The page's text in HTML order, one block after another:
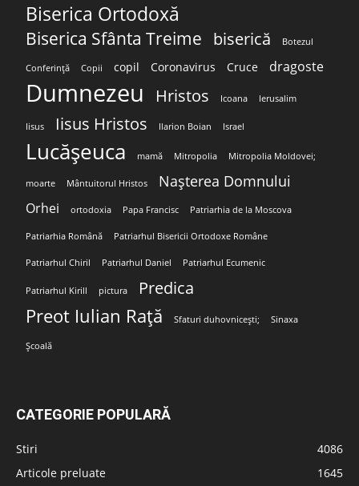
Biserica Ortodoxă
Biserica Sfânta Treime biserică Botezul
Conferință Copii copil Coronavirus Cruce dragoste
Dumnezeu Hristos Icoana Ierusalim
Iisus Iisus Hristos Ilarion Boian Israel
Lucășeuca mamă Mitropolia Mitropolia Moldovei;
moarte Mântuitorul Hristos Nașterea Domnului
Orhei ortodoxia Papa Francisc Patriarhia de la Moscova
Patriarhia Română Patriarhul Bisericii Ortodoxe Române
Patriarhul Chiril Patriarhul Daniel Patriarhul Ecumenic
Patriarhul Kirill pictura Predica
Preot Iulian Rață Sfaturi duhovnicești; Sinaxa
Școală
CATEGORIE POPULARĂ
Stiri
4086
Articole preluate
1645